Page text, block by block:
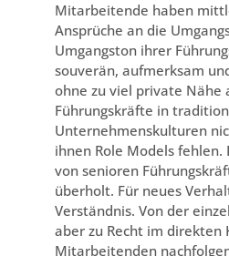
Mitarbeitende haben
Ansprüche an die
Umgangston ihrer
souverän, aufmerksam
ohne zu viel private Nähe
Führungskräfte in
Unternehmenskulturen
ihnen Role Models
von senioren
überholt. Für neues
Verständnis. Von der
aber zu Recht im direkten
Mitarbeitenden